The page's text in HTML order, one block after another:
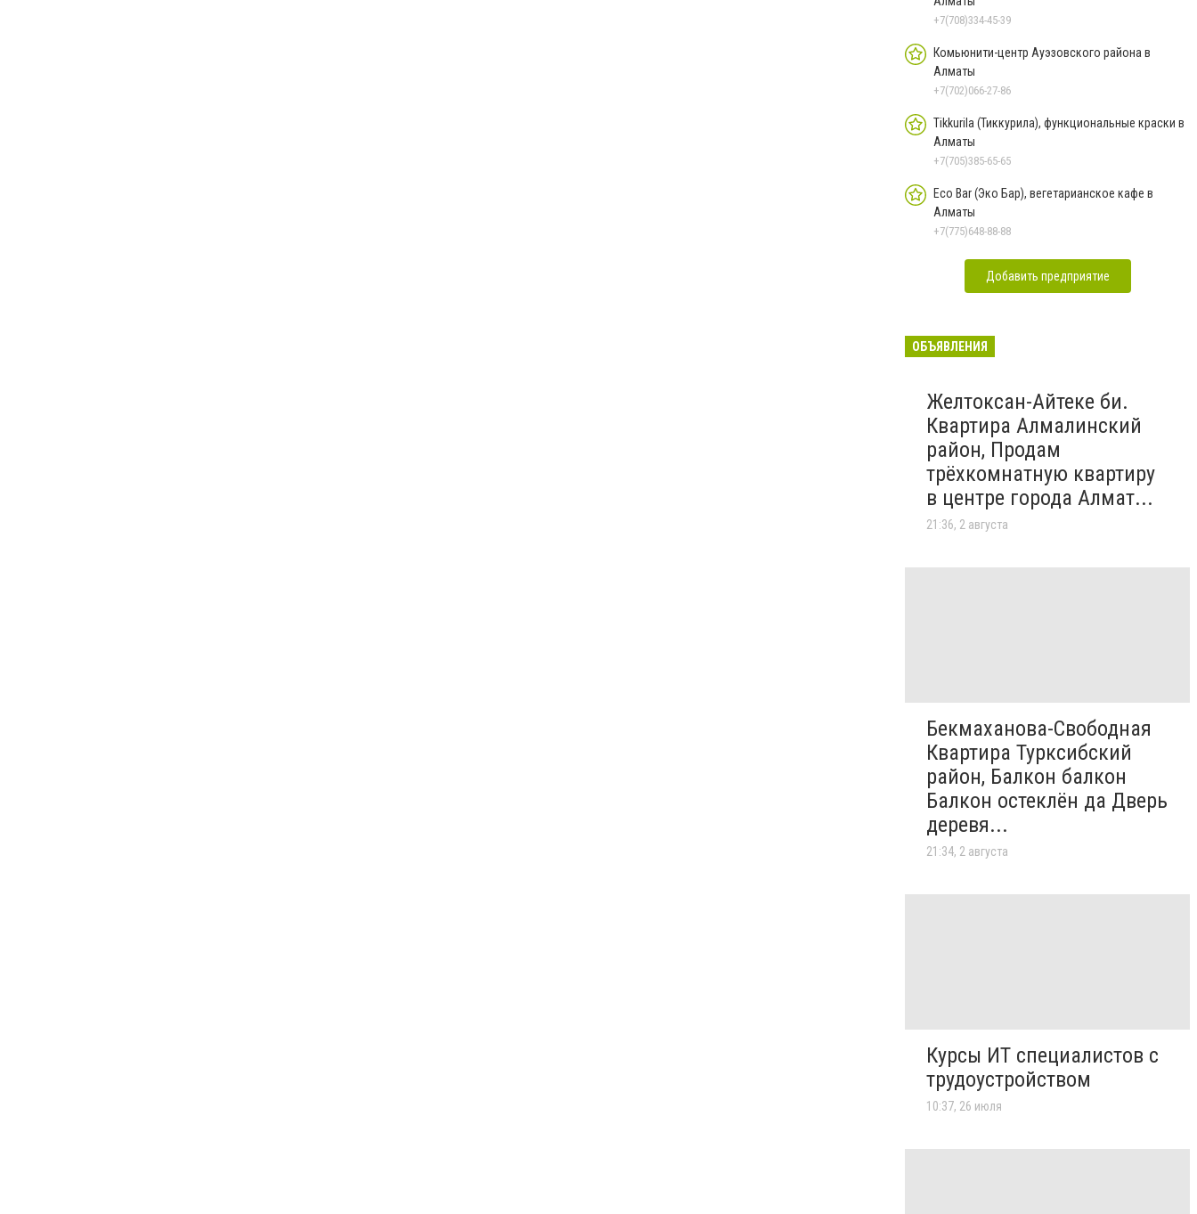
+7(708)334-45-39
Комьюнити-центр Ауэзовского района в
Алматы
+7(702)066-27-86
Tikkurila (Тиккурила), функциональные краски в
Алматы
+7(705)385-65-65
Eco Bar (Эко Бар), вегетарианское кафе в
Алматы
+7(775)648-88-88
Добавить предприятие
ОБЪЯВЛЕНИЯ
Желтоксан-Айтеке би.
Квартира Алмалинский
район, Продам
трёхкомнатную квартиру
в центре города Алмат...
21:36, 2 августа
Бекмаханова-Свободная
Квартира Турксибский
район, Балкон балкон
Балкон остеклён да Дверь
деревя...
21:34, 2 августа
Курсы ИТ специалистов с
трудоустройством
10:37, 26 июля